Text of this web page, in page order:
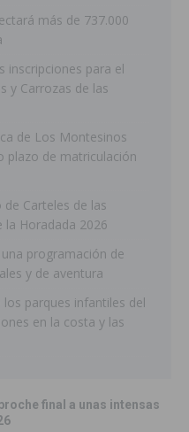
más de 737.000
inscripciones para el
y Carrozas de las
de Los Montesinos
plazo de matriculación
de Carteles de las
la Horadada 2026
programación de
y de aventura
parques infantiles del
en la costa y las
final a unas intensas